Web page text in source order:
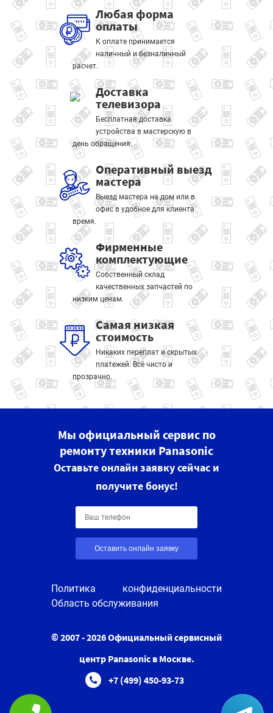
Любая форма
оплаты
К оплате принимается
наличный и безналичный
расчет.
Доставка
телевизора
Бесплатная доставка
устройства в мастерскую в
день обращения.
Оперативный выезд
мастера
Выезд мастера на дом или в
офис в удобное для клиента
время.
Фирменные
комплектующие
Собственный склад
качественных запчастей по
низким ценам.
Самая низкая
стоимость
Никаких переплат и скрытых
платежей. Всё чисто и
прозрачно.
Мы официальный сервис по
ремонту техники Panasonic
Оставьте онлайн заявку сейчас и
получите бонус!
Оставить онлайн заявку
Политика конфиденциальности
Область обслуживания
© 2007 - 2026 Официальный сервисный
центр Panasonic в Москве.
+7 (499) 450-93-73